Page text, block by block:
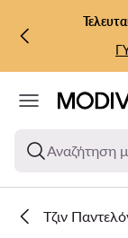
ΜΕΤΆΒΑΣΗ ΣΤΟ
ΜΕΤΆΒΑΣΗ
Αναζήτηση
Τζιν